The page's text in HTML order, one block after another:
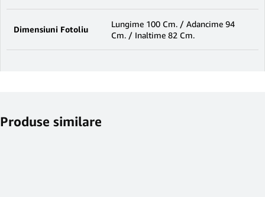
Dimensiuni Fotoliu
Lungime 100 Cm. / Adancime 94
Cm. / Inaltime 82 Cm.
Produse similare